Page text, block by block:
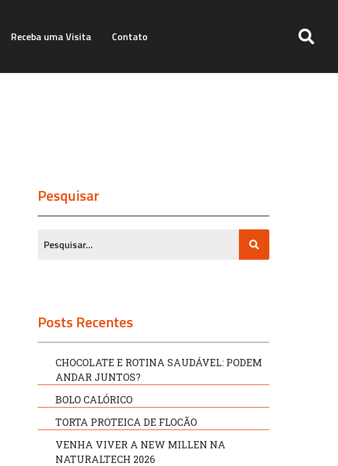
Receba uma Visita Contato
Pesquisar
Posts Recentes
CHOCOLATE E ROTINA SAUDÁVEL: PODEM
ANDAR JUNTOS?
BOLO CALÓRICO
TORTA PROTEICA DE FLOCÃO
VENHA VIVER A NEW MILLEN NA
NATURALTECH 2026